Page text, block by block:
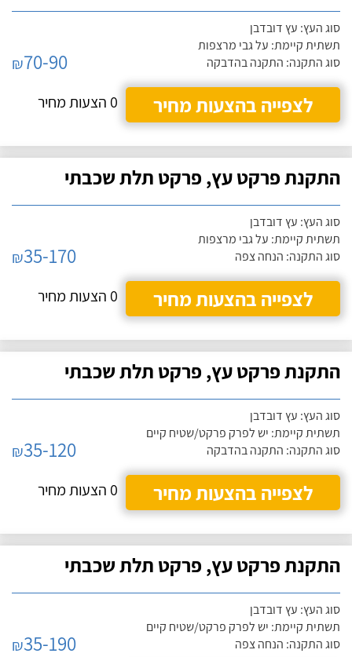
סוג העץ: עץ דובדבן
תשתית קיימת: על גבי מרצפות
סוג התקנה: התקנה בהדבקה
₪70-90
לצפייה בהצעות מחיר
0 הצעות מחיר
התקנת פרקט עץ, פרקט תלת שכבתי
סוג העץ: עץ דובדבן
תשתית קיימת: על גבי מרצפות
סוג התקנה: הנחה צפה
₪35-170
לצפייה בהצעות מחיר
0 הצעות מחיר
התקנת פרקט עץ, פרקט תלת שכבתי
סוג העץ: עץ דובדבן
תשתית קיימת: יש לפרק פרקט/שטיח קיים
סוג התקנה: התקנה בהדבקה
₪35-120
לצפייה בהצעות מחיר
0 הצעות מחיר
התקנת פרקט עץ, פרקט תלת שכבתי
סוג העץ: עץ דובדבן
תשתית קיימת: יש לפרק פרקט/שטיח קיים
סוג התקנה: הנחה צפה
₪35-190